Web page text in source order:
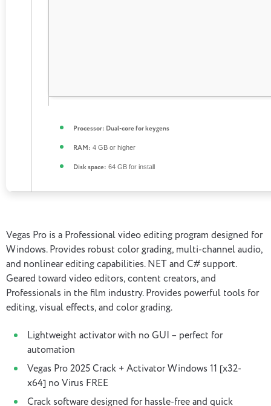
Processor: Dual-core for keygens
RAM: 4 GB or higher
Disk space: 64 GB for install
Vegas Pro is a Professional video editing program designed for
Windows. Provides robust color grading, multi-channel audio,
and nonlinear editing capabilities. NET and C# support.
Geared toward video editors, content creators, and
Professionals in the film industry. Provides powerful tools for
editing, visual effects, and color grading.
Lightweight activator with no GUI – perfect for
automation
Vegas Pro 2025 Crack + Activator Windows 11 [x32-
x64] no Virus FREE
Crack software designed for hassle-free and quick